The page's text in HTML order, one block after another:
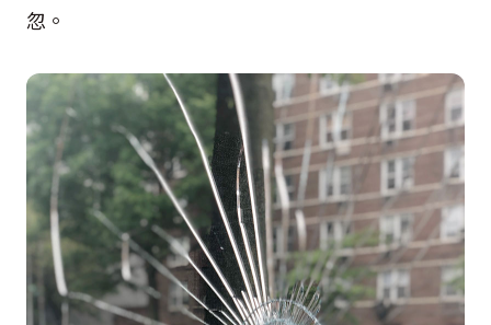
忽。